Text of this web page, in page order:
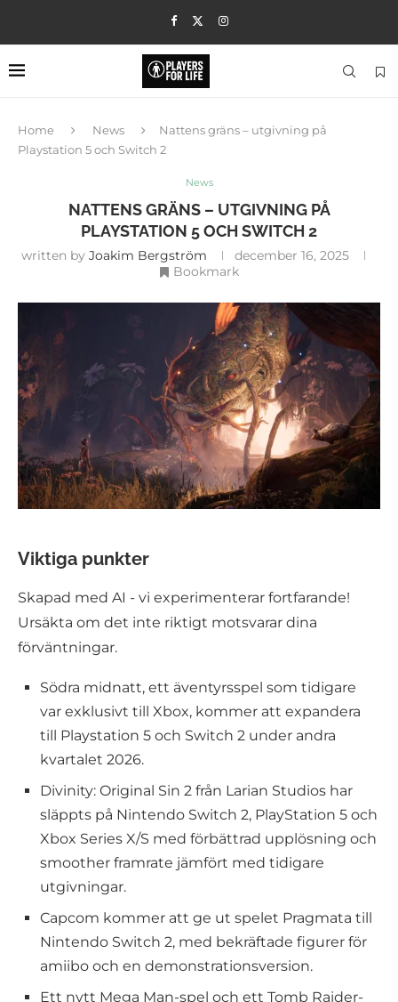
Home News
Nattens gräns – utgivning på
Playstation 5 och Switch 2
News
NATTENS GRÄNS – UTGIVNING PÅ
PLAYSTATION 5 OCH SWITCH 2
written by Joakim Bergström
december 16, 2025
Bookmark
Viktiga punkter
Skapad med AI - vi experimenterar fortfarande!
Ursäkta om det inte riktigt motsvarar dina
förväntningar.
Södra midnatt, ett äventyrsspel som tidigare
var exklusivt till Xbox, kommer att expandera
till Playstation 5 och Switch 2 under andra
kvartalet 2026.
Divinity: Original Sin 2 från Larian Studios har
släppts på Nintendo Switch 2, PlayStation 5 och
Xbox Series X/S med förbättrad upplösning och
smoother framrate jämfört med tidigare
utgivningar.
Capcom kommer att ge ut spelet Pragmata till
Nintendo Switch 2, med bekräftade figurer för
amiibo och en demonstrationsversion.
Ett nytt Mega Man-spel och ett Tomb Raider-